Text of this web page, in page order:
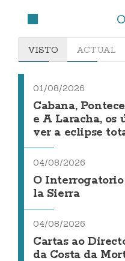
VISTO ACTUAL
01/08/2026
Cabana,
e A Laracha, os
ver a eclipse
04/08/2026
O Interrogatorio
la Sierra
04/08/2026
Cartas ao
da Costa da